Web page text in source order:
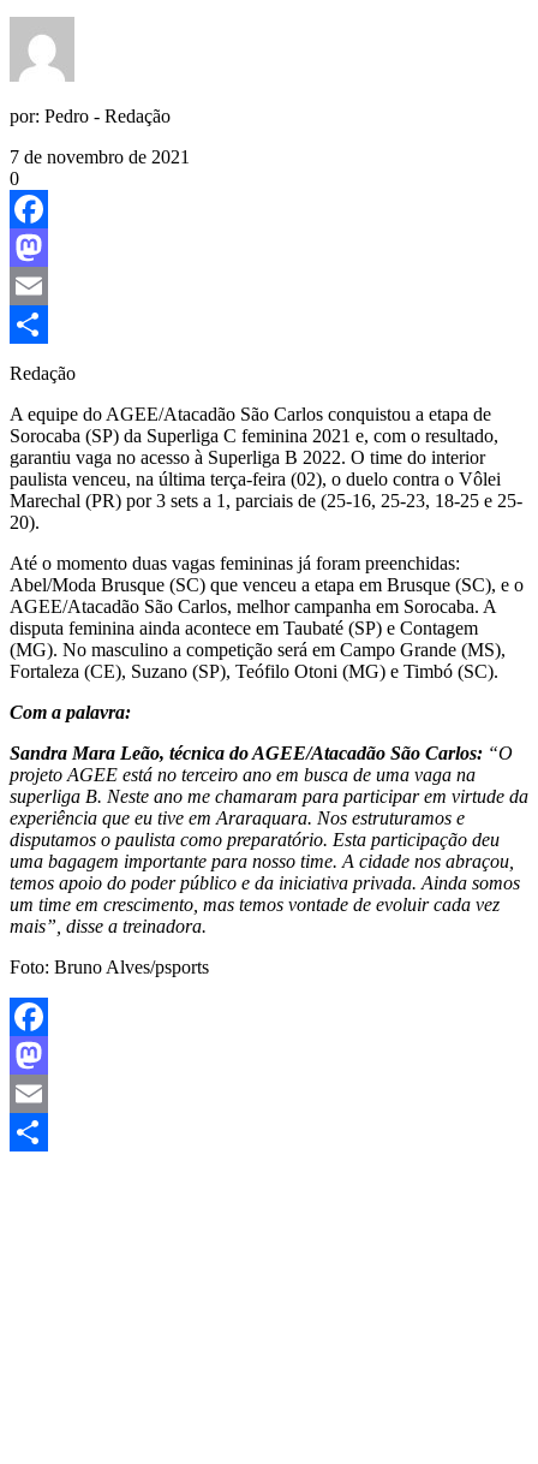
por: Pedro - Redação
7 de novembro de 2021
0
Facebook
Mastodon
Email
Share
Redação
A equipe do AGEE/Atacadão São Carlos conquistou a etapa de
Sorocaba (SP) da Superliga C feminina 2021 e, com o resultado,
garantiu vaga no acesso à Superliga B 2022. O time do interior
paulista venceu, na última terça-feira (02), o duelo contra o Vôlei
Marechal (PR) por 3 sets a 1, parciais de (25-16, 25-23, 18-25 e 25-
20).
Até o momento duas vagas femininas já foram preenchidas:
Abel/Moda Brusque (SC) que venceu a etapa em Brusque (SC), e o
AGEE/Atacadão São Carlos, melhor campanha em Sorocaba. A
disputa feminina ainda acontece em Taubaté (SP) e Contagem
(MG). No masculino a competição será em Campo Grande (MS),
Fortaleza (CE), Suzano (SP), Teófilo Otoni (MG) e Timbó (SC).
Com a palavra:
Sandra Mara Leão, técnica do AGEE/Atacadão São Carlos: “O
projeto AGEE está no terceiro ano em busca de uma vaga na
superliga B. Neste ano me chamaram para participar em virtude da
experiência que eu tive em Araraquara. Nos estruturamos e
disputamos o paulista como preparatório. Esta participação deu
uma bagagem importante para nosso time. A cidade nos abraçou,
temos apoio do poder público e da iniciativa privada. Ainda somos
um time em crescimento, mas temos vontade de evoluir cada vez
mais”, disse a treinadora.
Foto: Bruno Alves/psports
Facebook
Mastodon
Email